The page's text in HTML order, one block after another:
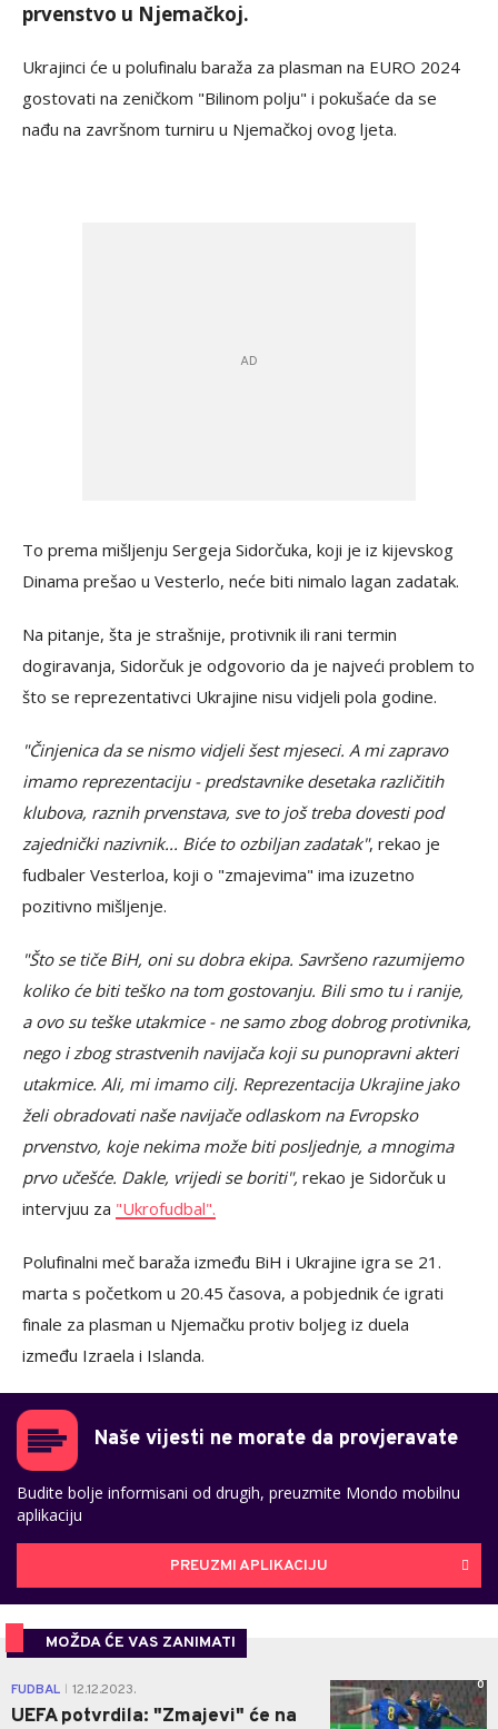
prvenstvo u Njemačkoj.
Ukrajinci će u polufinalu baraža za plasman na EURO 2024
gostovati na zeničkom "Bilinom polju" i pokušaće da se
nađu na završnom turniru u Njemačkoj ovog ljeta.
To prema mišljenju Sergeja Sidorčuka, koji je iz kijevskog
Dinama prešao u Vesterlo, neće biti nimalo lagan zadatak.
Na pitanje, šta je strašnije, protivnik ili rani termin
dogiravanja, Sidorčuk je odgovorio da je najveći problem to
što se reprezentativci Ukrajine nisu vidjeli pola godine.
"Činjenica da se nismo vidjeli šest mjeseci. A mi zapravo
imamo reprezentaciju - predstavnike desetaka različitih
klubova, raznih prvenstava, sve to još treba dovesti pod
zajednički nazivnik... Biće to ozbiljan zadatak", rekao je
fudbaler Vesterloa, koji o "zmajevima" ima izuzetno
pozitivno mišljenje.
"Što se tiče BiH, oni su dobra ekipa. Savršeno razumijemo
koliko će biti teško na tom gostovanju. Bili smo tu i ranije,
a ovo su teške utakmice - ne samo zbog dobrog protivnika,
nego i zbog strastvenih navijača koji su punopravni akteri
utakmice. Ali, mi imamo cilj. Reprezentacija Ukrajine jako
želi obradovati naše navijače odlaskom na Evropsko
prvenstvo, koje nekima može biti posljednje, a mnogima
prvo učešće. Dakle, vrijedi se boriti", rekao je Sidorčuk u
intervjuu za "Ukrofudbal".
Polufinalni meč baraža između BiH i Ukrajine igra se 21.
marta s početkom u 20.45 časova, a pobjednik će igrati
finale za plasman u Njemačku protiv boljeg iz duela
između Izraela i Islanda.
Naše vijesti ne morate da provjeravate
Budite bolje informisani od drugih, preuzmite Mondo mobilnu
aplikaciju
PREUZMI APLIKACIJU
MOŽDA ĆE VAS ZANIMATI
FUDBAL 12.12.2023.
UEFA potvrdila: "Zmajevi" će na
0